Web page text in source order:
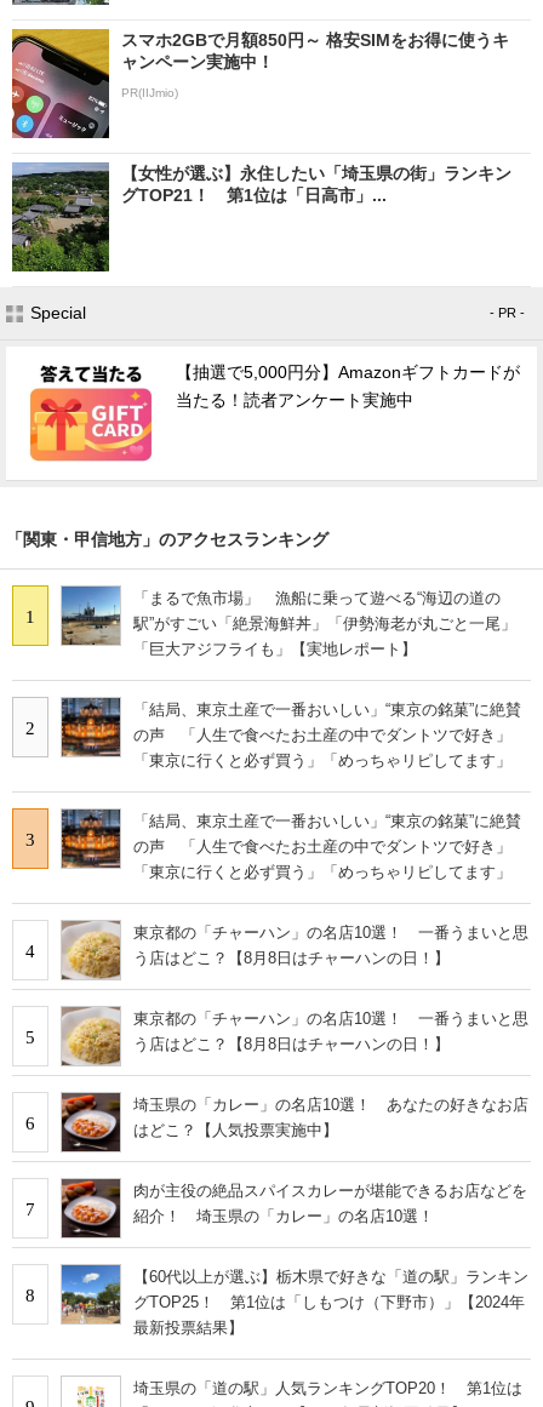
スマホ2GBで月額850円～ 格安SIMをお得に使うキ
ャンペーン実施中！
PR(IIJmio)
【女性が選ぶ】永住したい「埼玉県の街」ランキン
グTOP21！ 第1位は「日高市」...
Special - PR -
【抽選で5,000円分】Amazonギフトカードが
当たる！読者アンケート実施中
「関東・甲信地方」のアクセスランキング
1
「まるで魚市場」 漁船に乗って遊べる“海辺の道の
駅”がすごい「絶景海鮮丼」「伊勢海老が丸ごと一尾」
「巨大アジフライも」【実地レポート】
2
「結局、東京土産で一番おいしい」“東京の銘菓”に絶賛
の声 「人生で食べたお土産の中でダントツで好き」
「東京に行くと必ず買う」「めっちゃリピしてます」
3
「結局、東京土産で一番おいしい」“東京の銘菓”に絶賛
の声 「人生で食べたお土産の中でダントツで好き」
「東京に行くと必ず買う」「めっちゃリピしてます」
4
東京都の「チャーハン」の名店10選！ 一番うまいと思
う店はどこ？【8月8日はチャーハンの日！】
5
東京都の「チャーハン」の名店10選！ 一番うまいと思
う店はどこ？【8月8日はチャーハンの日！】
6
埼玉県の「カレー」の名店10選！ あなたの好きなお店
はどこ？【人気投票実施中】
7
肉が主役の絶品スパイスカレーが堪能できるお店などを
紹介！ 埼玉県の「カレー」の名店10選！
8
【60代以上が選ぶ】栃木県で好きな「道の駅」ランキン
グTOP25！ 第1位は「しもつけ（下野市）」【2024年
最新投票結果】
埼玉県の「道の駅」人気ランキングTOP20！ 第1位は